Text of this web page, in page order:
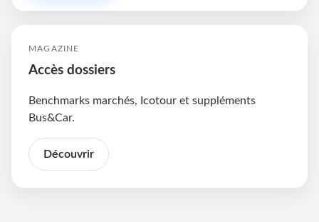
MAGAZINE
Accès dossiers
Benchmarks marchés, Icotour et suppléments
Bus&Car.
Découvrir